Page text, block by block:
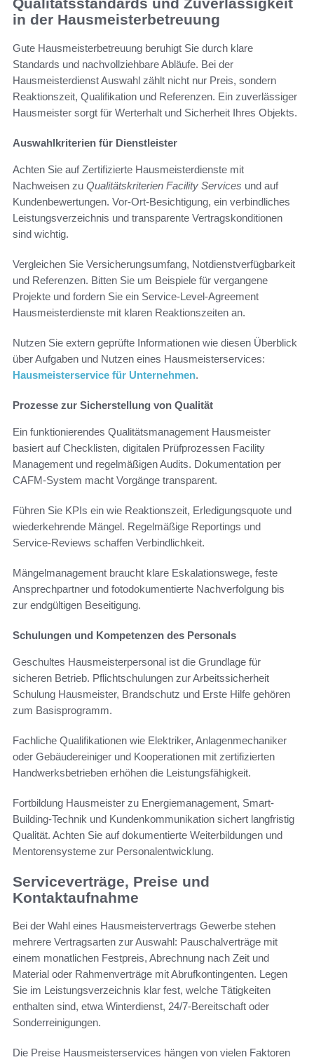
Qualitätsstandards und Zuverlässigkeit
in der Hausmeisterbetreuung
Gute Hausmeisterbetreuung beruhigt Sie durch klare
Standards und nachvollziehbare Abläufe. Bei der
Hausmeisterdienst Auswahl zählt nicht nur Preis, sondern
Reaktionszeit, Qualifikation und Referenzen. Ein zuverlässiger
Hausmeister sorgt für Werterhalt und Sicherheit Ihres Objekts.
Auswahlkriterien für Dienstleister
Achten Sie auf Zertifizierte Hausmeisterdienste mit
Nachweisen zu Qualitätskriterien Facility Services und auf
Kundenbewertungen. Vor-Ort-Besichtigung, ein verbindliches
Leistungsverzeichnis und transparente Vertragskonditionen
sind wichtig.
Vergleichen Sie Versicherungsumfang, Notdienstverfügbarkeit
und Referenzen. Bitten Sie um Beispiele für vergangene
Projekte und fordern Sie ein Service-Level-Agreement
Hausmeisterdienste mit klaren Reaktionszeiten an.
Nutzen Sie extern geprüfte Informationen wie diesen Überblick
über Aufgaben und Nutzen eines Hausmeisterservices:
Hausmeisterservice für Unternehmen.
Prozesse zur Sicherstellung von Qualität
Ein funktionierendes Qualitätsmanagement Hausmeister
basiert auf Checklisten, digitalen Prüfprozessen Facility
Management und regelmäßigen Audits. Dokumentation per
CAFM-System macht Vorgänge transparent.
Führen Sie KPIs ein wie Reaktionszeit, Erledigungsquote und
wiederkehrende Mängel. Regelmäßige Reportings und
Service-Reviews schaffen Verbindlichkeit.
Mängelmanagement braucht klare Eskalationswege, feste
Ansprechpartner und fotodokumentierte Nachverfolgung bis
zur endgültigen Beseitigung.
Schulungen und Kompetenzen des Personals
Geschultes Hausmeisterpersonal ist die Grundlage für
sicheren Betrieb. Pflichtschulungen zur Arbeitssicherheit
Schulung Hausmeister, Brandschutz und Erste Hilfe gehören
zum Basisprogramm.
Fachliche Qualifikationen wie Elektriker, Anlagenmechaniker
oder Gebäudereiniger und Kooperationen mit zertifizierten
Handwerksbetrieben erhöhen die Leistungsfähigkeit.
Fortbildung Hausmeister zu Energiemanagement, Smart-
Building-Technik und Kundenkommunikation sichert langfristig
Qualität. Achten Sie auf dokumentierte Weiterbildungen und
Mentorensysteme zur Personalentwicklung.
Serviceverträge, Preise und
Kontaktaufnahme
Bei der Wahl eines Hausmeistervertrags Gewerbe stehen
mehrere Vertragsarten zur Auswahl: Pauschalverträge mit
einem monatlichen Festpreis, Abrechnung nach Zeit und
Material oder Rahmenverträge mit Abrufkontingenten. Legen
Sie im Leistungsverzeichnis klar fest, welche Tätigkeiten
enthalten sind, etwa Winterdienst, 24/7-Bereitschaft oder
Sonderreinigungen.
Die Preise Hausmeisterservices hängen von vielen Faktoren